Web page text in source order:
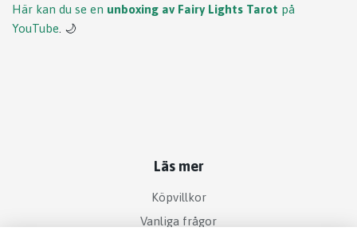
Här kan du se en unboxing av Fairy Lights Tarot på
YouTube . 🌙
Läs mer
Köpvillkor
Vanliga frågor